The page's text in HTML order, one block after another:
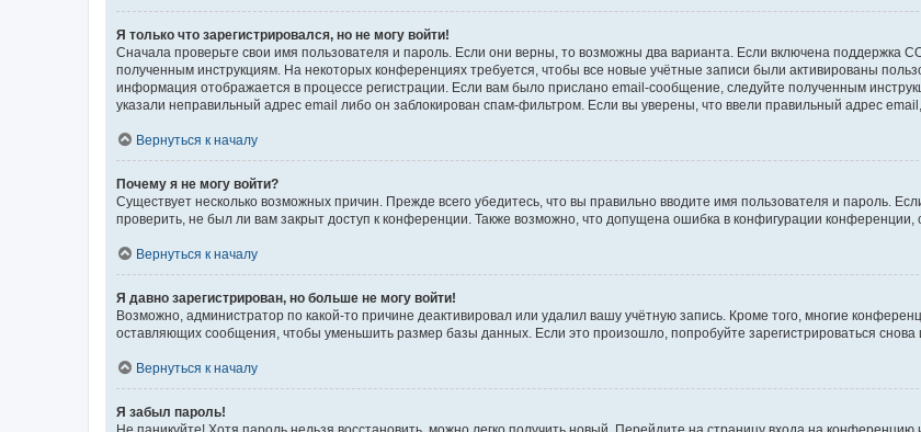
Я только что зарегистрировался, но не могу войти!
Сначала проверьте свои имя пользователя и пароль. Если они верны, то возможны два варианта. Если включена поддержка
полученным инструкциям. На некоторых конференциях требуется, чтобы все новые учётные записи были активированы
информация отображается в процессе регистрации. Если вам было прислано email-сообщение, следуйте полученным
указали неправильный адрес email либо он заблокирован спам-фильтром. Если вы уверены, что ввели правильный адрес
Вернуться к началу
Почему я не могу войти?
Существует несколько возможных причин. Прежде всего убедитесь, что вы правильно вводите имя пользователя и пароль.
проверить, не был ли вам закрыт доступ к конференции. Также возможно, что допущена ошибка в конфигурации конференции,
Вернуться к началу
Я давно зарегистрирован, но больше не могу войти!
Возможно, администратор по какой-то причине деактивировал или удалил вашу учётную запись. Кроме того, многие
оставляющих сообщения, чтобы уменьшить размер базы данных. Если это произошло, попробуйте зарегистрироваться снова и
Вернуться к началу
Я забыл пароль!